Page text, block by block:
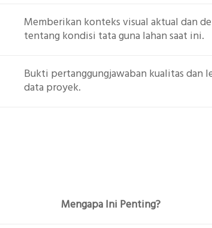
Memberikan konteks visual aktual dan
tentang kondisi tata guna lahan saat ini.
Bukti pertanggungjawaban kualitas dan
data proyek.
Mengapa Ini Penting?